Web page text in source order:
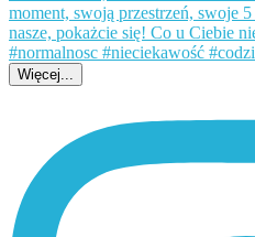
Więcej...